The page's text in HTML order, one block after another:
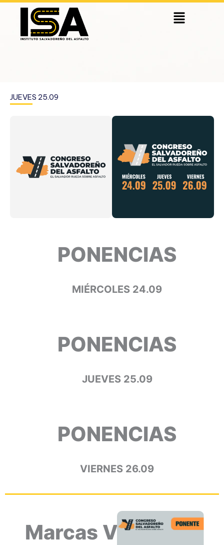
Skip
Menu
JUEVES 25.09
PONENCIAS
MIÉRCOLES 24.09
PONENCIAS
JUEVES 25.09
PONENCIAS
VIERNES 26.09
Marcas Viales,